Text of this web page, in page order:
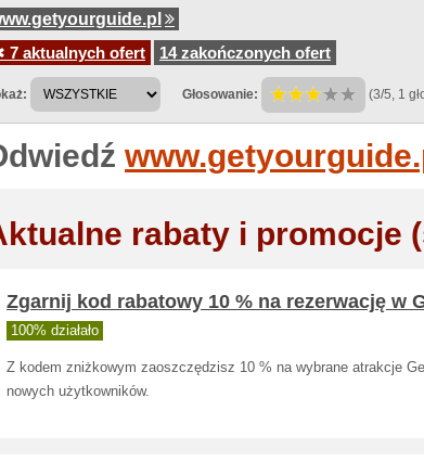
7 aktualnych ofert
14 zakończonych ofert
Głosowanie: (3/5, 1
rabaty i promocje
Zgarnij kod rabatowy 10 % na rezerwację w
100% działało
Z kodem zniżkowym zaoszczędzisz 10 % na wybrane atrakcje
nowych użytkowników.